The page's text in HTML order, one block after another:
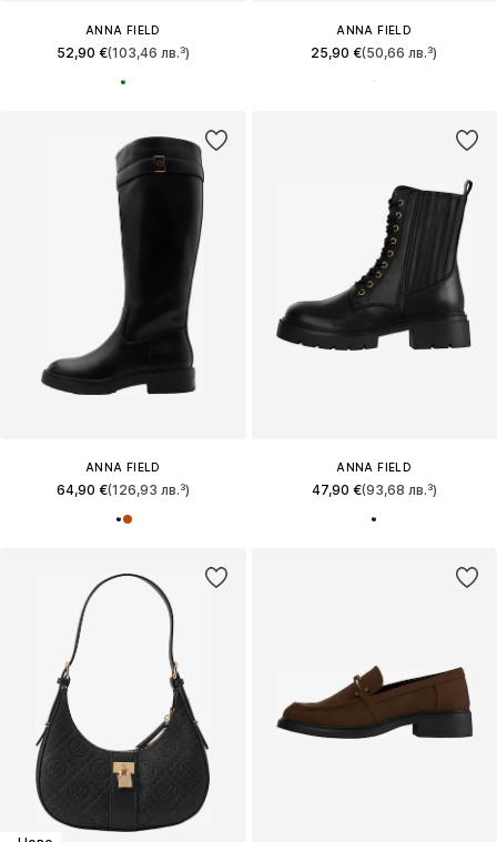
ANNA FIELD
52,90 €(103,46 лв.³)
ANNA FIELD
25,90 €(50,66 лв.³)
ANNA FIELD
64,90 €(126,93 лв.³)
ANNA FIELD
47,90 €(93,68 лв.³)